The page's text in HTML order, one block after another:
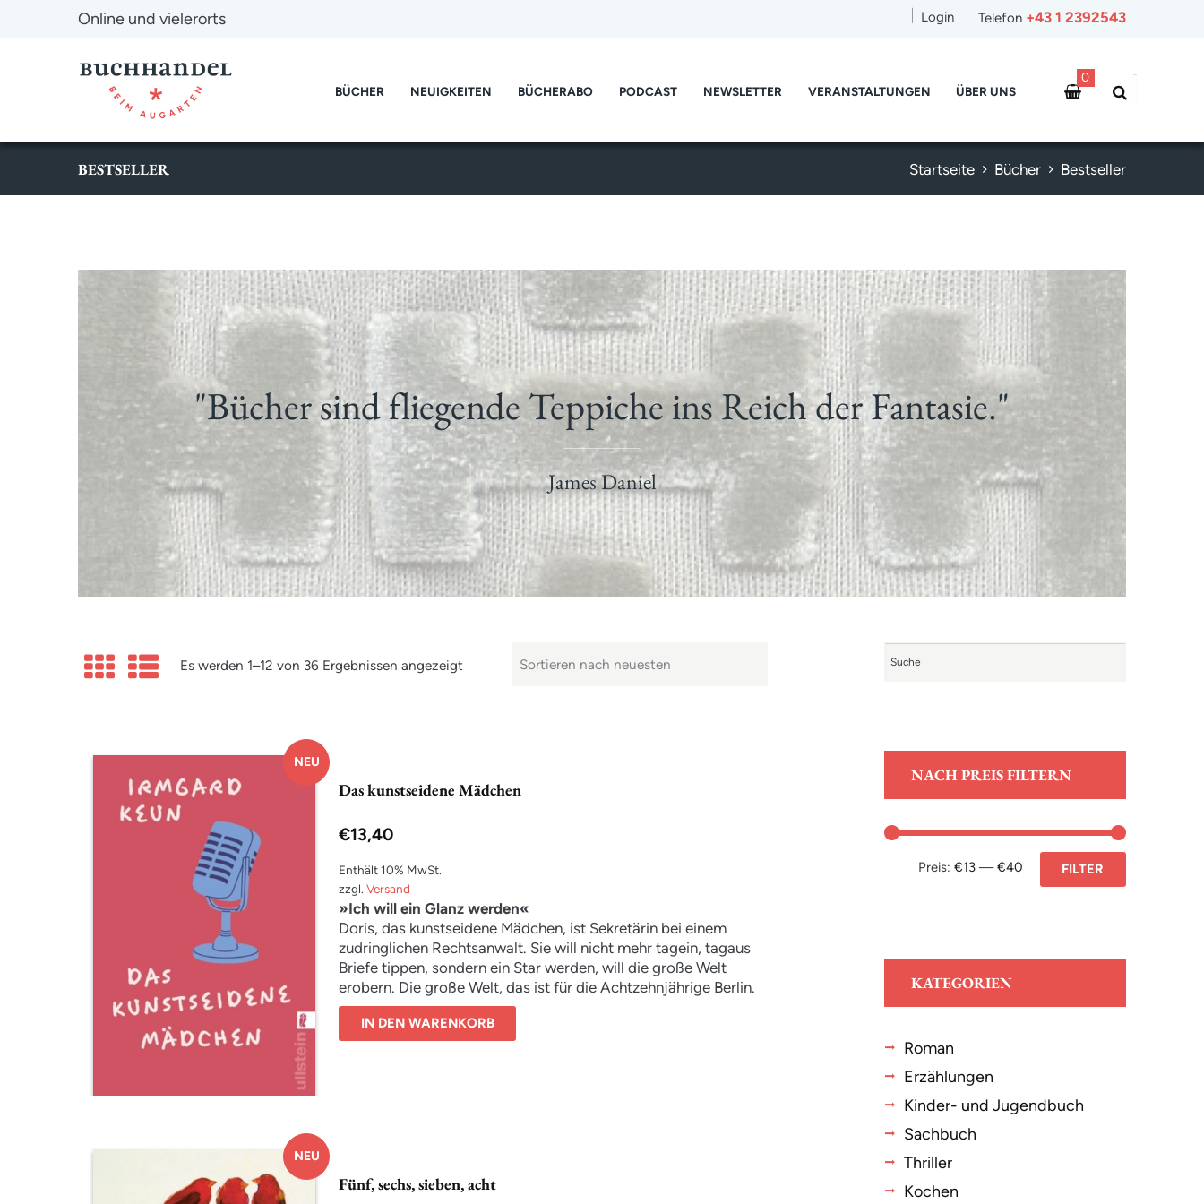
Online und vielerorts Telefon +43 1 2392543
Login
BÜCHER NEUIGKEITEN BÜCHERABO PODCAST NEWSLETTER VERANSTALTUNGEN ÜBER UNS
0
BESTSELLER Startseite Bücher Bestseller
"Bücher sind fliegende Teppiche ins Reich der Fantasie."
James Daniel
Es werden 1–12 von 36 Ergebnissen angezeigt
NEU
Das kunstseidene Mädchen
€13,40
Enthält 10% MwSt.
zzgl. Versand
»Ich will ein Glanz werden«
Doris, das kunstseidene Mädchen, ist Sekretärin bei einem
zudringlichen Rechtsanwalt. Sie will nicht mehr tagein, tagaus
Briefe tippen, sondern ein Star werden, will die große Welt
erobern. Die große Welt, das ist für die Achtzehnjährige Berlin.
Dort stürzt sie sich in das Leben der Tanzhallen, Bars und
Literatencafés, lässt sich in vornehme Lokale einladen, goutiert
die
«
IN DEN WARENKORB
NEU
Fünf, sechs, sieben, acht
NACH PREIS FILTERN
FILTER
Preis:€13 —€40
KATEGORIEN
Roman
Erzählungen
Kinder- und Jugendbuch
Sachbuch
Thriller
Kochen